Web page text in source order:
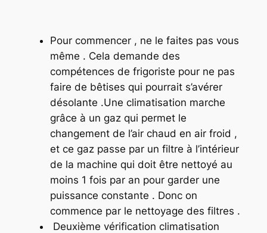
Pour commencer , ne le faites pas vous
même . Cela demande des
compétences de frigoriste pour ne pas
faire de bêtises qui pourrait s’avérer
désolante .Une climatisation marche
grâce à un gaz qui permet le
changement de l’air chaud en air froid ,
et ce gaz passe par un filtre à l’intérieur
de la machine qui doit être nettoyé au
moins 1 fois par an pour garder une
puissance constante . Donc on
commence par le nettoyage des filtres .
Deuxième vérification climatisation